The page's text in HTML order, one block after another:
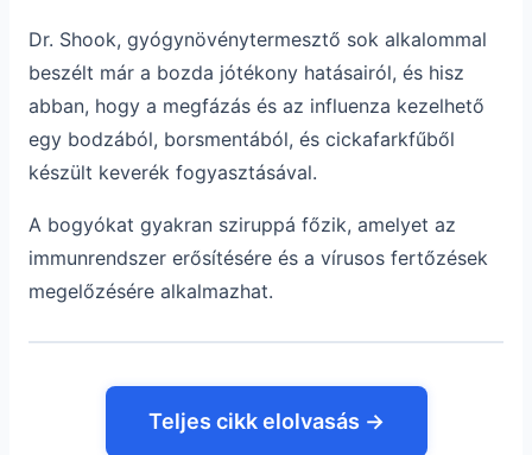
Dr. Shook, gyógynövénytermesztő sok alkalommal
beszélt már a bozda jótékony hatásairól, és hisz
abban, hogy a megfázás és az influenza kezelhető
egy bodzából, borsmentából, és cickafarkfűből
készült keverék fogyasztásával.
A bogyókat gyakran sziruppá főzik, amelyet az
immunrendszer erősítésére és a vírusos fertőzések
megelőzésére alkalmazhat.
Teljes cikk elolvasás →